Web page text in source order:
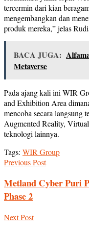
tercermin dari kian
mengembangkan dan
produk mereka,” jelas
BACA JUGA:
Metaverse
Pada ajang kali ini WIR
and Exhibition Area
mencoba secara langsung
Augmented Reality,
teknologi lainnya.
Tags: WIR Group
Previous Post
Metland Cyber Puri
Phase 2
Next Post